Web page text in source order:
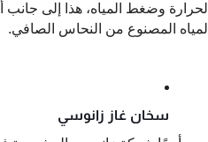
المياه المصنوع من النحاس الصافي.
سخان غاز زانوسي